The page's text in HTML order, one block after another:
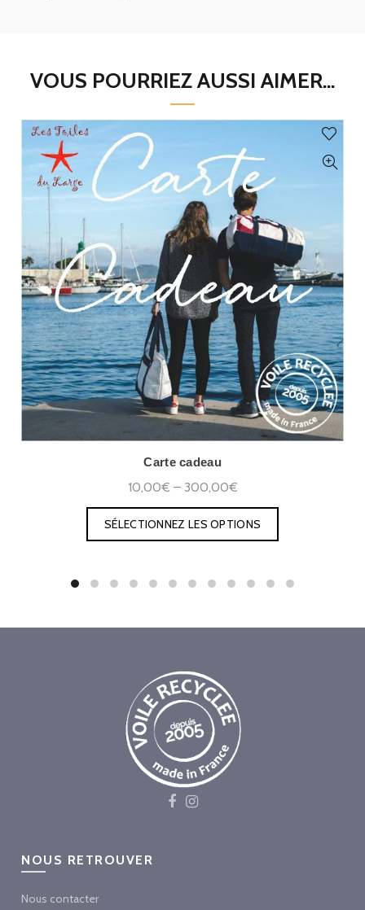
VOUS POURRIEZ AUSSI AIMER...
Carte cadeau
10,00€ – 300,00€
SÉLECTIONNEZ LES OPTIONS
NOUS RETROUVER
Nous contacter